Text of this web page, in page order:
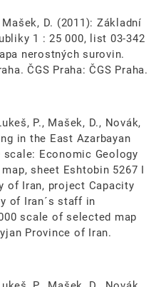
Mašek, D. (2011): Základní
1 : 25 000, list 03-342
nerostných surovin.
ČGS Praha: ČGS Praha.
P., Mašek, D., Novák,
in the East Azarbayan
Economic Geology
sheet Eshtobin 5267 I
of Iran, project Capacity
of Iran´s staff in
scale of selected map
Province of Iran.